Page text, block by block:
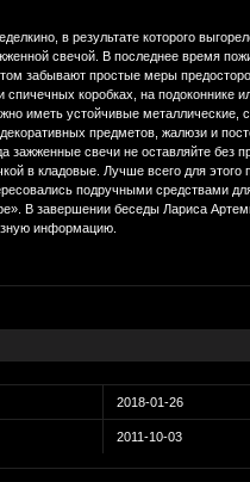
в результате которого
свечой. В последнее время
забывают простые меры
коробках, на подоконнике
иметь устойчивые металлические,
предметов, жалюзи и
зажженные свечи не оставляйте без
в кладовые. Лучше всего для этого
подручными средствами
В завершении беседы Лариса
информацию.
2018-01-26
2011-10-03